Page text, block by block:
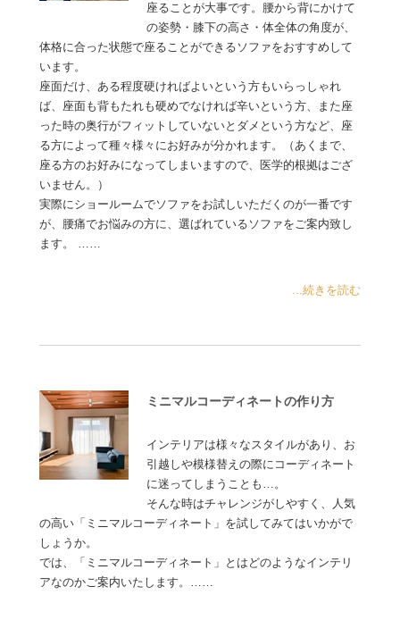
座ることが大事です。腰から背にかけて
の姿勢・膝下の高さ・体全体の角度が、
体格に合った状態で座ることができるソファをおすすめして
います。
座面だけ、ある程度硬ければよいという方もいらっしゃれ
ば、座面も背もたれも硬めでなければ辛いという方、また座
った時の奥行がフィットしていないとダメという方など、座
る方によって種々様々にお好みが分かれます。（あくまで、
座る方のお好みになってしまいますので、医学的根拠はござ
いません。）
実際にショールームでソファをお試しいただくのが一番です
が、腰痛でお悩みの方に、選ばれているソファをご案内致し
ます。 ……
...続きを読む
ミニマルコーディネートの作り方
インテリアは様々なスタイルがあり、お
引越しや模様替えの際にコーディネート
に迷ってしまうことも…。
そんな時はチャレンジがしやすく、人気
の高い「ミニマルコーディネート」を試してみてはいかがで
しょうか。
では、「ミニマルコーディネート」とはどのようなインテリ
アなのかご案内いたします。……